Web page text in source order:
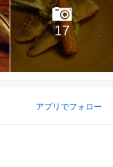
17
アプリでフォロー